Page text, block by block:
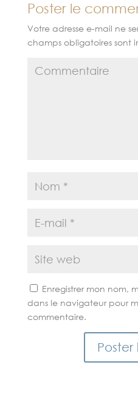
Poster le
Votre adresse e-mail ne
champs obligatoires sont
Enregistrer mon nom,
dans le navigateur pour
commentaire.